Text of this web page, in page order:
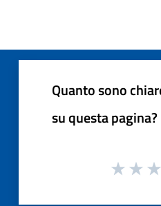
Quanto sono
su questa pagina?